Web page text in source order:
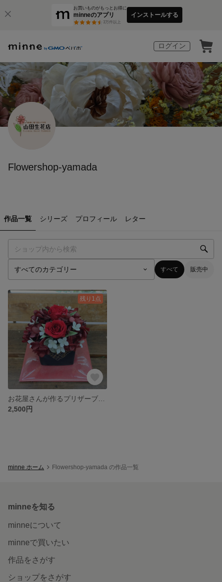
お買いものがもっとお得に
minneのアプリ
3万件以上
インストールする
ログイン
Flowershop-yamada
作品一覧 シリーズ プロフィール レター
すべて 販売中
残り1点
2,500円
minne ホーム Flowershop-yamada の作品一覧
minneを知る
minneについて
minneで買いたい
作品をさがす
ショップをさがす